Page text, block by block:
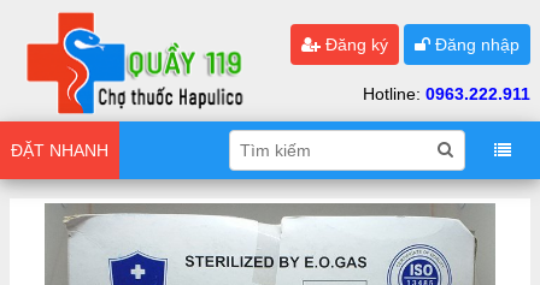
Đăng ký Đăng nhập
Hotline: 0963.222.911
ĐẶT NHANH